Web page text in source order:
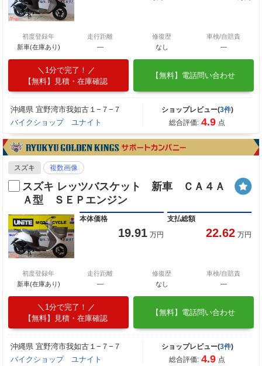
初度登録年
新車(在庫あり)
走行距離
―
修復歴
なし
車検/自賠責
―
1分で完了！
【無料】見積・在庫確認
【無料】電話問い合わせ
沖縄県 宜野湾市我如古１−７−７
バイクショップ ユナイト
ショップレビュー(3件)
総合評価: 4.9 点
スズキ 複数画像
スズキ レッツバスケット 新車 ＣＡ４Ａ
Ａ型 ＳＥＰエンジン
本体価格
19.91 万円
支払総額
22.62 万円
初度登録年
新車(在庫あり)
走行距離
―
修復歴
なし
車検/自賠責
―
1分で完了！
【無料】見積・在庫確認
【無料】電話問い合わせ
沖縄県 宜野湾市我如古１−７−７
バイクショップ ユナイト
ショップレビュー(3件)
総合評価: 4.9 点